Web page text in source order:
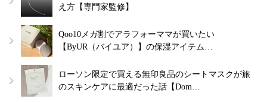
え方【専門家監修】
Qoo10メガ割でアラフォーママが買いたい
【ByUR（バイユア）】の保湿アイテム…
ローソン限定で買える無印良品のシートマスクが旅
のスキンケアに最適だった話【Dom…